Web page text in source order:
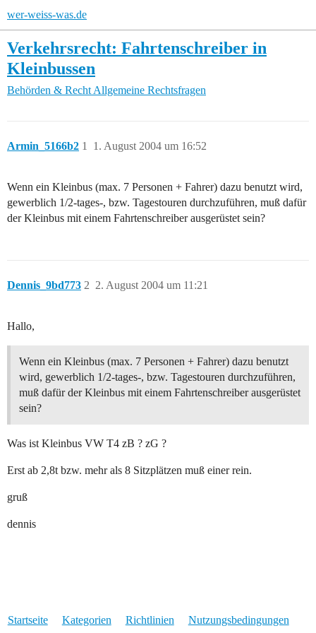
wer-weiss-was.de
Verkehrsrecht: Fahrtenschreiber in
Kleinbussen
Behörden & Recht Allgemeine Rechtsfragen
Armin_5166b2 1. August 2004 um 16:52
1
Wenn ein Kleinbus (max. 7 Personen + Fahrer) dazu benutzt wird,
gewerblich 1/2-tages-, bzw. Tagestouren durchzuführen, muß dafür
der Kleinbus mit einem Fahrtenschreiber ausgerüstet sein?
Dennis_9bd773 2. August 2004 um 11:21
2
Hallo,
Wenn ein Kleinbus (max. 7 Personen + Fahrer) dazu benutzt
wird, gewerblich 1/2-tages-, bzw. Tagestouren durchzuführen,
muß dafür der Kleinbus mit einem Fahrtenschreiber ausgerüstet
sein?
Was ist Kleinbus VW T4 zB ? zG ?
Erst ab 2,8t bzw. mehr als 8 Sitzplätzen muß einer rein.
gruß
dennis
Startseite Kategorien Richtlinien Nutzungsbedingungen